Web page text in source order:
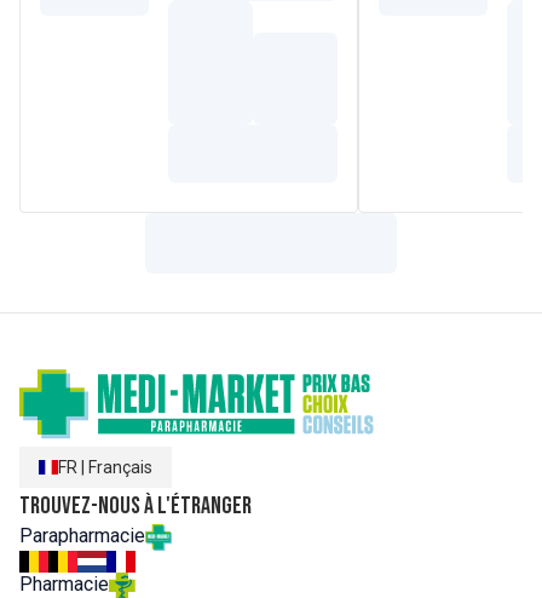
FR Français
Trouvez-nous à l'étranger
Parapharmacie
Pharmacie